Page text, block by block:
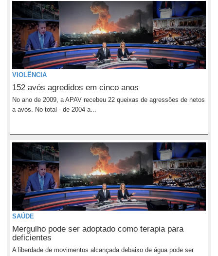
VIOLÊNCIA
152 avós agredidos em cinco anos
No ano de 2009, a APAV recebeu 22 queixas de agressões de netos
a avós. No total - de 2004 a...
SAÚDE
Mergulho pode ser adoptado como terapia para
deficientes
A liberdade de movimentos alcançada debaixo de água pode ser